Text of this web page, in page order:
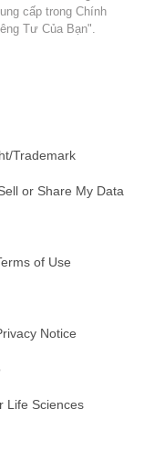
cấp trong Chính
Tư Của Bạn".
Trademark
or Share My Data
of Use
Notice
Life Sciences